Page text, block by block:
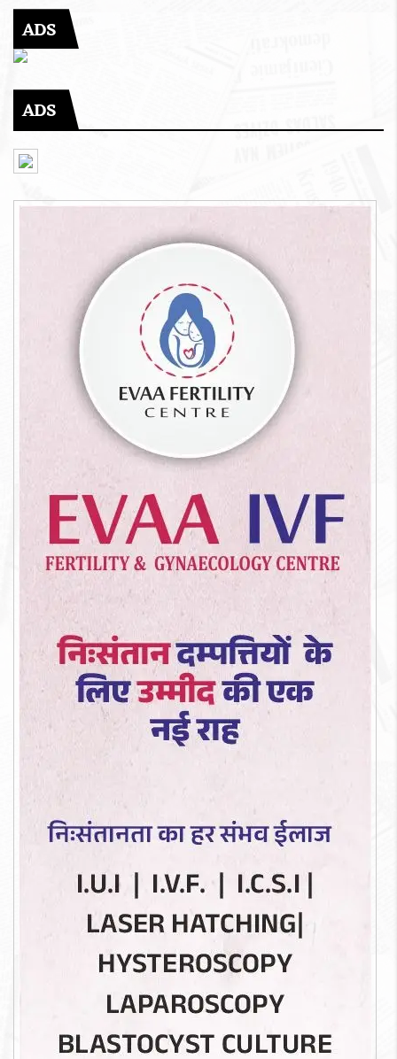
ADS
ADS